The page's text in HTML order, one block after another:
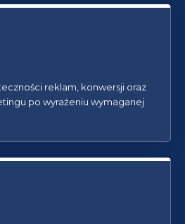
reklam, konwersji oraz
po wyrażeniu wymaganej